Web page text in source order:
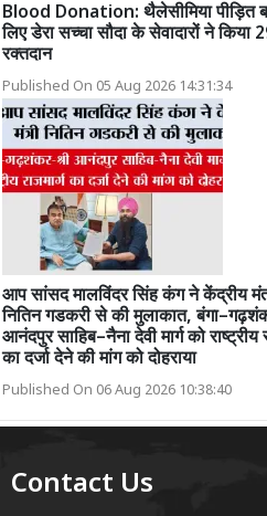
Blood Donation: थैलेसीमिया पीड़ित
लिए डेरा सच्चा सौदा के सेवादारों ने किया
रक्तदान
Published On 05 Aug 2026 14:31:34
आप सांसद मालविंदर सिंह कंग ने केंद्रीय
नितिन गडकरी से की मुलाकात,
आनंदपुर साहिब–नैना देवी मार्ग को राष्ट्रीय
का दर्जा देने की मांग को दोहराया
Published On 06 Aug 2026 10:38:40
Contact Us